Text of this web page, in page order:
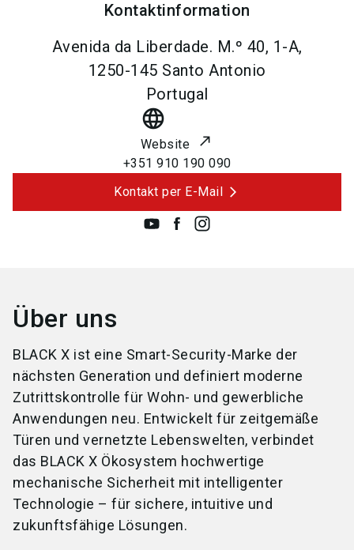
Kontaktinformation
Avenida da Liberdade. M.º 40, 1-A,
1250-145 Santo Antonio
Portugal
language
Website
+351 910 190 090
Kontakt per E-Mail
Über uns
BLACK X ist eine Smart-Security-Marke der
nächsten Generation und definiert moderne
Zutrittskontrolle für Wohn- und gewerbliche
Anwendungen neu. Entwickelt für zeitgemäße
Türen und vernetzte Lebenswelten, verbindet
das BLACK X Ökosystem hochwertige
mechanische Sicherheit mit intelligenter
Technologie – für sichere, intuitive und
zukunftsfähige Lösungen.